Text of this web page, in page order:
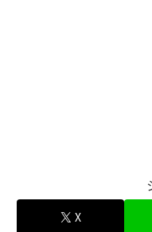
X